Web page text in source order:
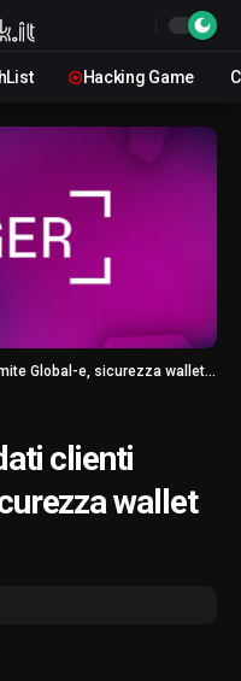
Hacking Game
e, sicurezza wallet non compromessa
clienti
wallet